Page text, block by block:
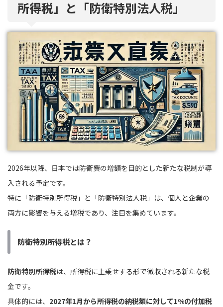
所得税」と「防衛特別法人税」
2026年以降、日本では防衛費の増額を目的とした新たな税制が導
入される予定です。
特に「防衛特別所得税」と「防衛特別法人税」は、個人と企業の
両方に影響を与える増税であり、注目を集めています。
防衛特別所得税とは？
防衛特別所得税は、所得税に上乗せする形で徴収される新たな税
金です。
具体的には、 2027年1月から所得税の納税額に対して1%の付加税